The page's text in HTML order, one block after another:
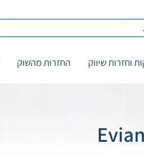
וחזרות שיווק החזרות מהשוק